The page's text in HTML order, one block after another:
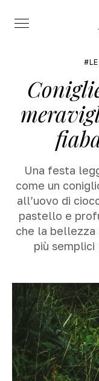
Menu
Una festa
come un
all’uovo di
pastello e
che la bellezza
più semplici